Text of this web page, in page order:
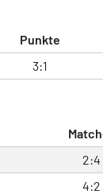
Punkte
3:1
2:4
4:2